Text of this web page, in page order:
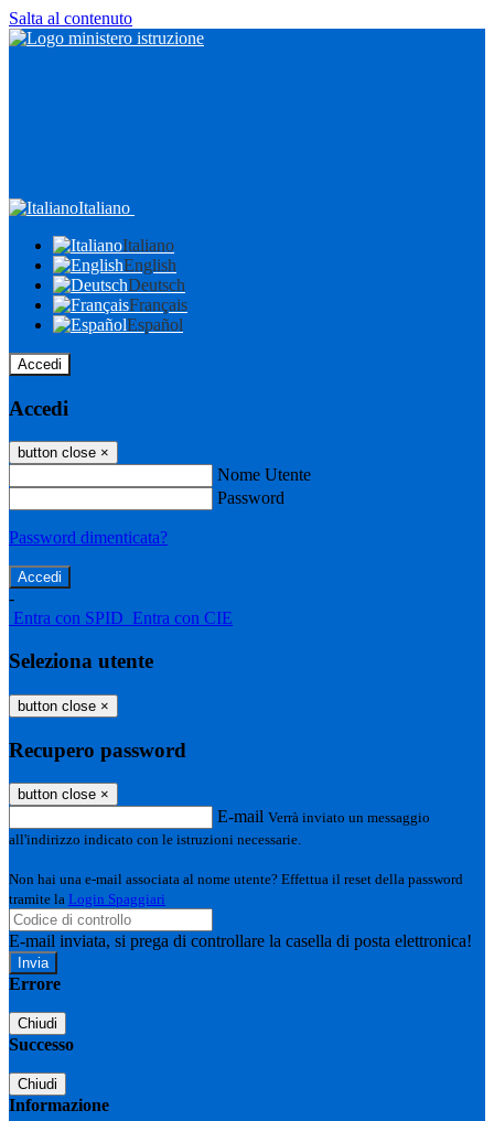
Salta al contenuto
Italiano
Italiano
English
Deutsch
Français
Español
Accedi
Accedi
button close ×
Nome Utente
Password
Password dimenticata?
-
Entra con SPID Entra con CIE
Seleziona utente
button close ×
Recupero password
button close ×
E-mail Verrà inviato un messaggio
all'indirizzo indicato con le istruzioni necessarie.
Non hai una e-mail associata al nome utente? Effettua il reset della password
tramite la Login Spaggiari
E-mail inviata, si prega di controllare la casella di posta elettronica!
Errore
Chiudi
Successo
Chiudi
Informazione